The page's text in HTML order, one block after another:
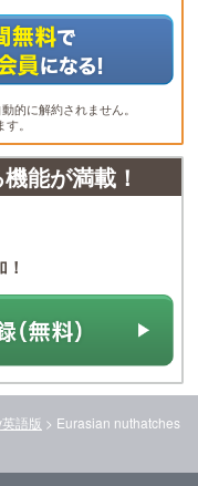
的に解約されません。
。
能が満載！
語版 > Eurasian nuthatches